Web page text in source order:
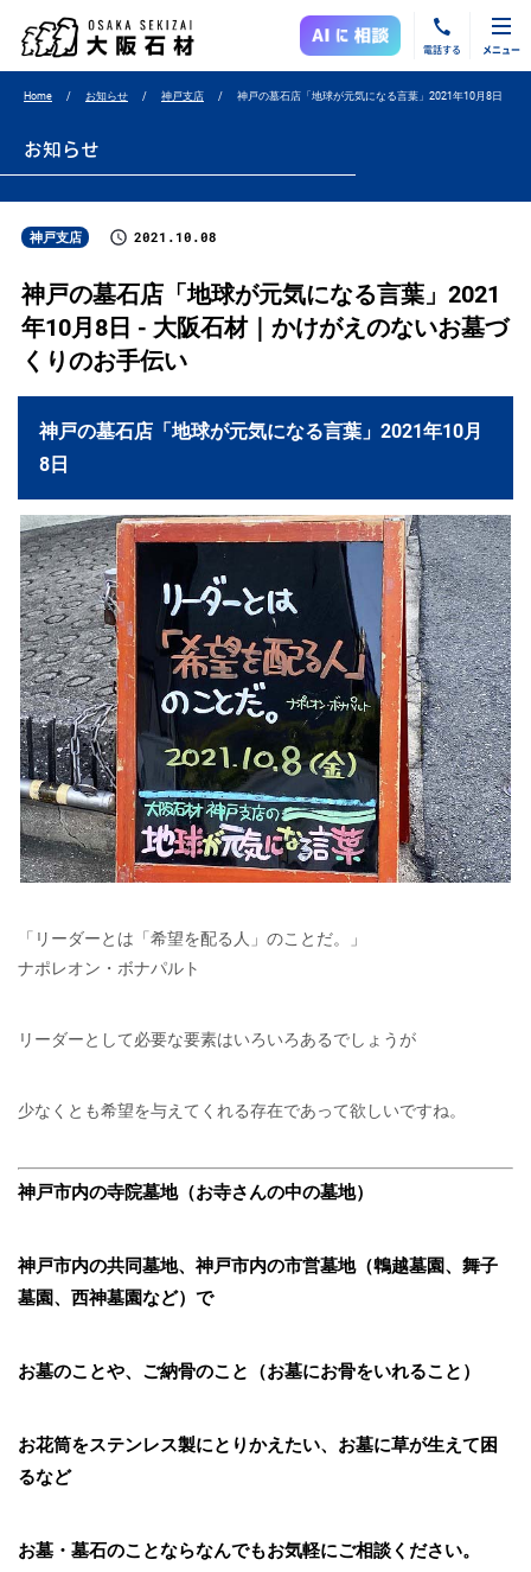
電話する メニュー
Home お知らせ 神戸支店 神戸の墓石店「地球が元気になる言葉」2021年10月8日
お知らせ
神戸支店 2021.10.08
神戸の墓石店「地球が元気になる言葉」2021
年10月8日 - 大阪石材｜かけがえのないお墓づ
くりのお手伝い
神戸の墓石店「地球が元気になる言葉」2021年10月
8日
「リーダーとは「希望を配る人」のことだ。」
ナポレオン・ボナパルト
リーダーとして必要な要素はいろいろあるでしょうが
少なくとも希望を与えてくれる存在であって欲しいですね。
神戸市内の寺院墓地（お寺さんの中の墓地）
神戸市内の共同墓地、神戸市内の市営墓地（鵯越墓園、舞子
墓園、西神墓園など）で
お墓のことや、ご納骨のこと（お墓にお骨をいれること）
お花筒をステンレス製にとりかえたい、お墓に草が生えて困
るなど
お墓・墓石のことならなんでもお気軽にご相談ください。